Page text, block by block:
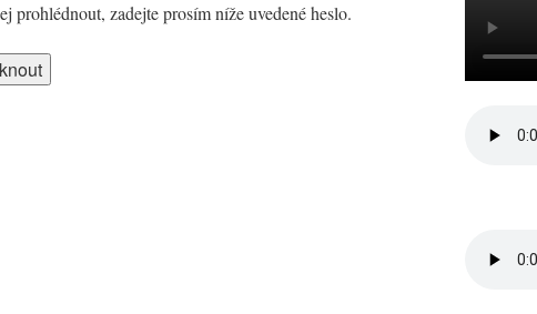
prohlédnout, zadejte prosím níže uvedené heslo.